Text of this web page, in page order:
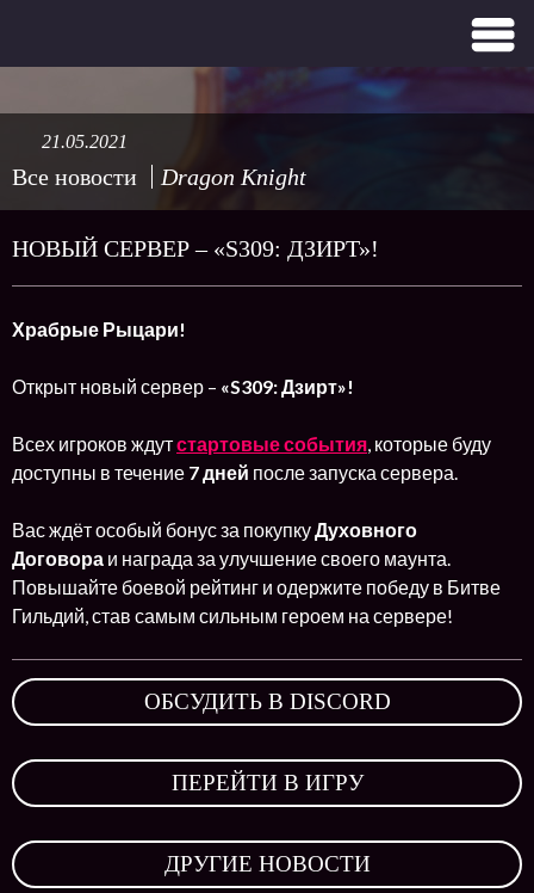
Все новости Dragon Knight
21.05.2021
НОВЫЙ СЕРВЕР – «S309: ДЗИРТ»!
Храбрые Рыцари!
Открыт новый сервер – «S309: Дзирт»!
Всех игроков ждутстартовые события, которые буду
доступны в течение 7 дней после запуска сервера.
Вас ждёт особый бонус за покупкуДуховного
Договора и награда за улучшение своего маунта.
Повышайте боевой рейтинг и одержите победу в Битве
Гильдий, став самым сильным героем на сервере!
ОБСУДИТЬ В DISCORD
ПЕРЕЙТИ В ИГРУ
ДРУГИЕ НОВОСТИ